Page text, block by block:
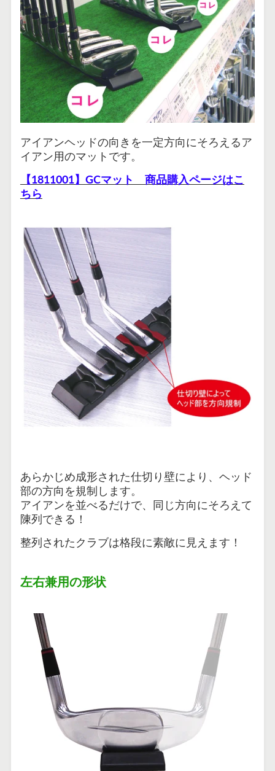
アイアンヘッドの向きを一定方向にそろえるア
イアン用のマットです。
【1811001】GCマット 商品購入ページはこ
ちら
あらかじめ成形された仕切り壁により、ヘッド
部の方向を規制します。
アイアンを並べるだけで、同じ方向にそろえて
陳列できる！
整列されたクラブは格段に素敵に見えます！
左右兼用の形状